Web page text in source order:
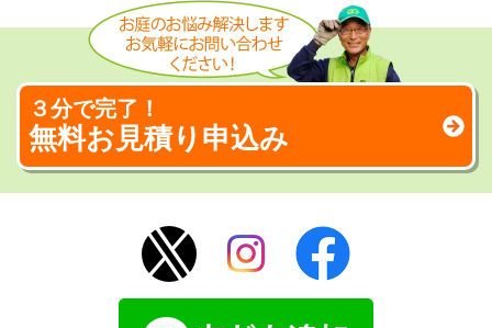
３分で完了！
無料お見積り申込み